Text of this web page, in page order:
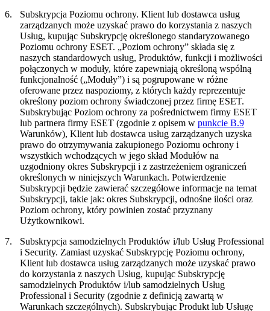
6.
Subskrypcja Poziomu ochrony. Klient lub dostawca usług
zarządzanych może uzyskać prawo do korzystania z naszych
Usług, kupując Subskrypcję określonego standaryzowanego
Poziomu ochrony ESET. „Poziom ochrony” składa się z
naszych standardowych usług, Produktów, funkcji i możliwości
połączonych w moduły, które zapewniają określoną wspólną
funkcjonalność („Moduły”) i są pogrupowane w różne
oferowane przez naspoziomy, z których każdy reprezentuje
określony poziom ochrony świadczonej przez firmę ESET.
Subskrybując Poziom ochrony za pośrednictwem firmy ESET
lub partnera firmy ESET (zgodnie z opisem w punkcie B.9
Warunków), Klient lub dostawca usług zarządzanych uzyska
prawo do otrzymywania zakupionego Poziomu ochrony i
wszystkich wchodzących w jego skład Modułów na
uzgodniony okres Subskrypcji i z zastrzeżeniem ograniczeń
określonych w niniejszych Warunkach. Potwierdzenie
Subskrypcji będzie zawierać szczegółowe informacje na temat
Subskrypcji, takie jak: okres Subskrypcji, odnośne ilości oraz
Poziom ochrony, który powinien zostać przyznany
Użytkownikowi.
7.
Subskrypcja samodzielnych Produktów i/lub Usług Professional
i Security. Zamiast uzyskać Subskrypcję Poziomu ochrony,
Klient lub dostawca usług zarządzanych może uzyskać prawo
do korzystania z naszych Usług, kupując Subskrypcję
samodzielnych Produktów i/lub samodzielnych Usług
Professional i Security (zgodnie z definicją zawartą w
Warunkach szczególnych). Subskrybując Produkt lub Usługę